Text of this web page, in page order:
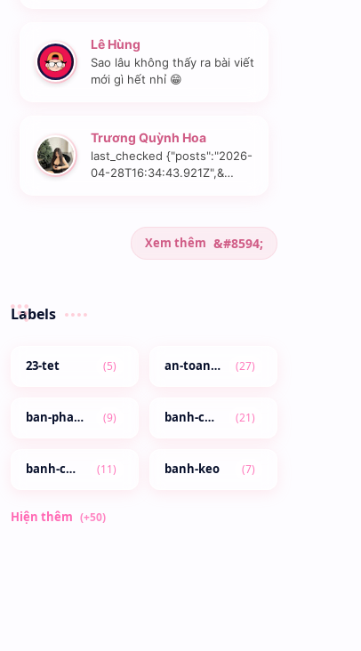
Lê Hùng
Sao lâu không thấy ra bài viết
mới gì hết nhỉ 😁
Trương Quỳnh Hoa
last_checked {"posts":"2026-
04-28T16:34:43.921Z",&…
Xem thêm
Labels